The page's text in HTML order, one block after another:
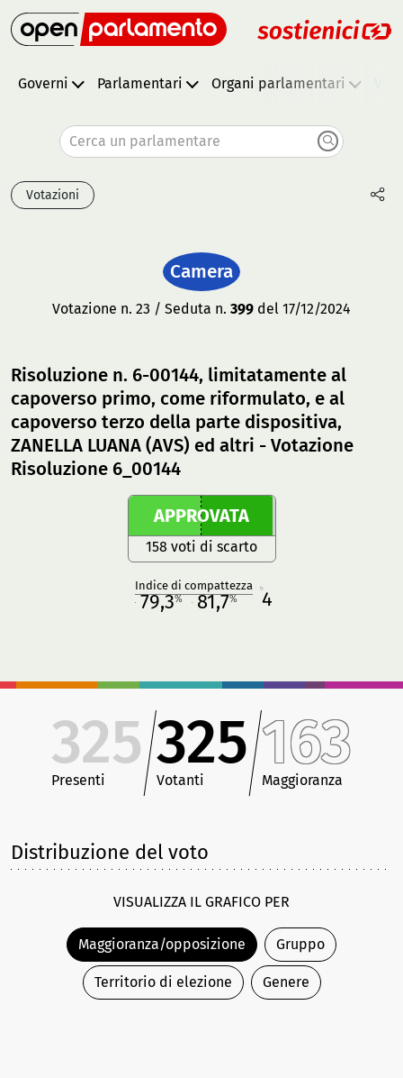
Governi Parlamentari Organi parlamentari
Cerca un parlamentare
Votazioni
Camera
Votazione n. 23 / Seduta n. 399 del 17/12/2024
Risoluzione n. 6-00144, limitatamente al
capoverso primo, come riformulato, e al
capoverso terzo della parte dispositiva,
ZANELLA LUANA (AVS) ed altri - Votazione
Risoluzione 6_00144
APPROVATA
158 voti di scarto
Indice di compattezza
79,3% 81,7% 4
325
Presenti
325
Votanti
163
Maggioranza
Distribuzione del voto
VISUALIZZA IL GRAFICO PER
Maggioranza/opposizione Gruppo
Territorio di elezione Genere